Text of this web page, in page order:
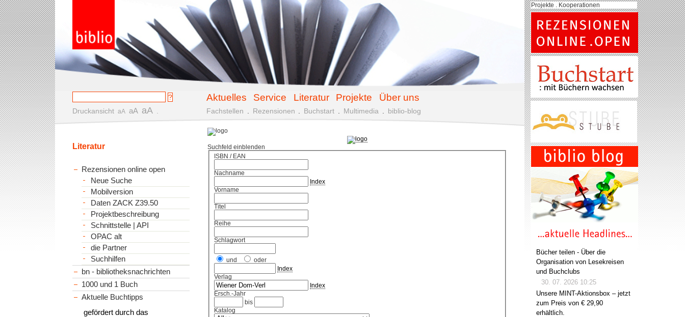
Aktuelles Service Literatur Projekte Über uns
Druckansicht aA aA aA Fachstellen Rezensionen Buchstart Multimedia biblio-blog
Suchfeld einblenden
ISBN / EAN
Nachname
Index
Vorname
Titel
Reihe
Schlagwort
und
oder
Index
Verlag
Index
Ersch.-Jahr
bis
Katalog
Literatur
Rezensionen online open
Neue Suche
Mobilversion
Daten ZACK Z39.50
Projektbeschreibung
Schnittstelle | API
OPAC alt
die Partner
Suchhilfen
bn - bibliotheksnachrichten
1000 und 1 Buch
Aktuelle Buchtipps
gefördert durch das
Projekte . Kooperationen
Bücher teilen - Über die
Organisation von Lesekreisen
und Buchclubs
30. 07. 2026 10:25
Unsere MINT-Aktionsbox – jetzt
zum Preis von € 29,90
erhältlich.